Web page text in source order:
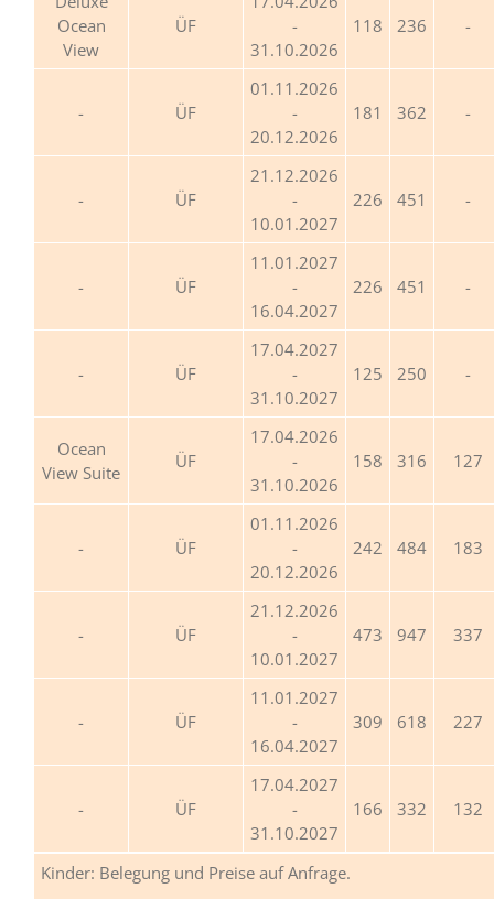
Ocean
View
ÜF
-
31.10.2026
118 236
ÜF
01.11.2026
-
20.12.2026
181 362
ÜF
21.12.2026
-
10.01.2027
226 451
ÜF
11.01.2027
-
16.04.2027
226 451
ÜF
17.04.2027
-
31.10.2027
125 250
Ocean
View Suite
ÜF
17.04.2026
-
31.10.2026
158 316 127
ÜF
01.11.2026
-
20.12.2026
242 484 183
ÜF
21.12.2026
-
10.01.2027
473 947 337
ÜF
11.01.2027
-
16.04.2027
309 618 227
ÜF
17.04.2027
-
31.10.2027
166 332 132
Kinder: Belegung und Preise auf Anfrage.